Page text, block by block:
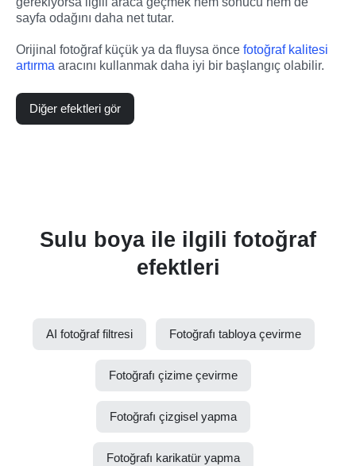
sayfa odağını daha net tutar.
Orijinal fotoğraf küçük ya da fluysa önce fotoğraf kalitesi
artırma aracını kullanmak daha iyi bir başlangıç olabilir.
Diğer efektleri gör
Sulu boya ile ilgili fotoğraf
efektleri
AI fotoğraf filtresi Fotoğrafı tabloya çevirme
Fotoğrafı çizime çevirme
Fotoğrafı çizgisel yapma
Fotoğrafı karikatür yapma